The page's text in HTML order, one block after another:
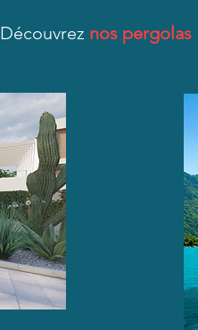
Découvrez nos pergolas